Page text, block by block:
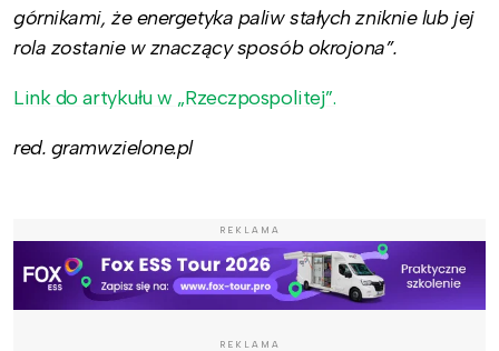
górnikami, że energetyka paliw stałych zniknie lub jej
rola zostanie w znaczący sposób okrojona”.
Link do artykułu w „Rzeczpospolitej”.
red. gramwzielone.pl
REKLAMA
REKLAMA